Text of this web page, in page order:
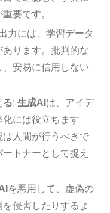
要です。
力には、学習データ
ります。批判的な
安易に信用しない
る:生成AI は、アイデ
には役立ちます
人間が行うべきで
トナーとして捉え
を悪用して、虚偽の
侵害したりするよ